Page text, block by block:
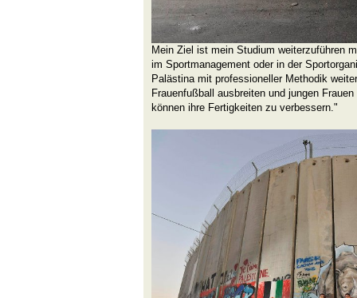
Mein Ziel ist mein Studium weiterzuführen
im Sportmanagement oder in der
Palästina mit professioneller Methodik
Frauenfußball ausbreiten und jungen
können ihre Fertigkeiten zu verbessern."